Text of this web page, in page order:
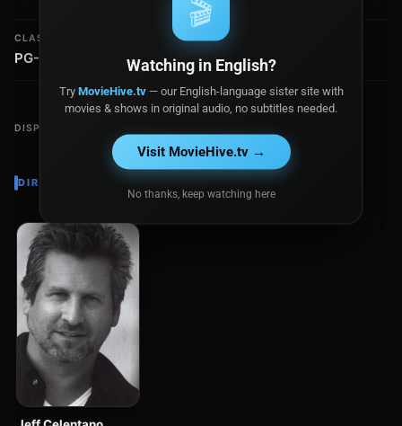
CLASIFICACIÓN
PG-13
RECAUDACIÓN
$7.6 millones
DISPONIBLE EN
DIRECTOR
🎬
Watching in English?
Try MovieHive.tv— our English-language sister site with
movies & shows in original audio, no subtitles needed.
Visit MovieHive.tv →
No thanks, keep watching here